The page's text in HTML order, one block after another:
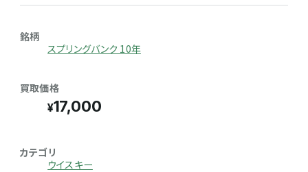
銘柄
スプリングバンク 10年
買取価格
17,000
カテゴリ
ウイスキー